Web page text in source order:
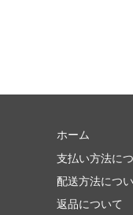
ホーム
支払い方法に
配送方法につ
返品について